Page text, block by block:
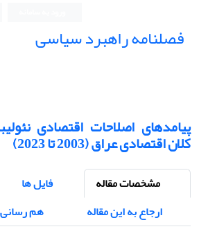
فصلنامه راهبرد سیاسی
پیامدهای اصلاحات اقتصادی
کلان اقتصادی عراق (2003 تا 2023)
مشخصات مقاله
فایل ها
ارجاع به این مقاله
هم رسانی